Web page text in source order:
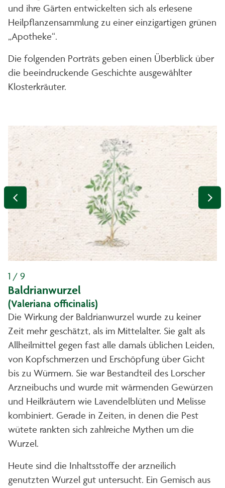
und ihre Gärten entwickelten sich als erlesene
Heilpflanzensammlung zu einer einzigartigen grünen
„Apotheke“.
Die folgenden Porträts geben einen Überblick über
die beeindruckende Geschichte ausgewählter
Klosterkräuter.
1 / 9
Baldrianwurzel
(Valeriana officinalis)
Die Wirkung der Baldrianwurzel wurde zu keiner
Zeit mehr geschätzt, als im Mittelalter. Sie galt als
Allheilmittel gegen fast alle damals üblichen Leiden,
von Kopfschmerzen und Erschöpfung über Gicht
bis zu Würmern. Sie war Bestandteil des Lorscher
Arzneibuchs und wurde mit wärmenden Gewürzen
und Heilkräutern wie Lavendelblüten und Melisse
kombiniert. Gerade in Zeiten, in denen die Pest
wütete rankten sich zahlreiche Mythen um die
Wurzel.
Heute sind die Inhaltsstoffe der arzneilich
genutzten Wurzel gut untersucht. Ein Gemisch aus